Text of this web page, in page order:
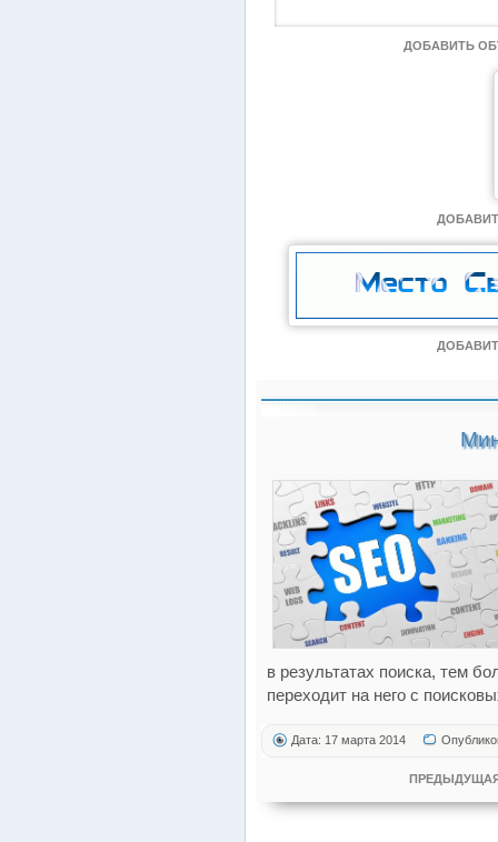
ДОБАВИТЬ
в результатах поиска, тем
переходит на него с
Дата: 17 марта 2014